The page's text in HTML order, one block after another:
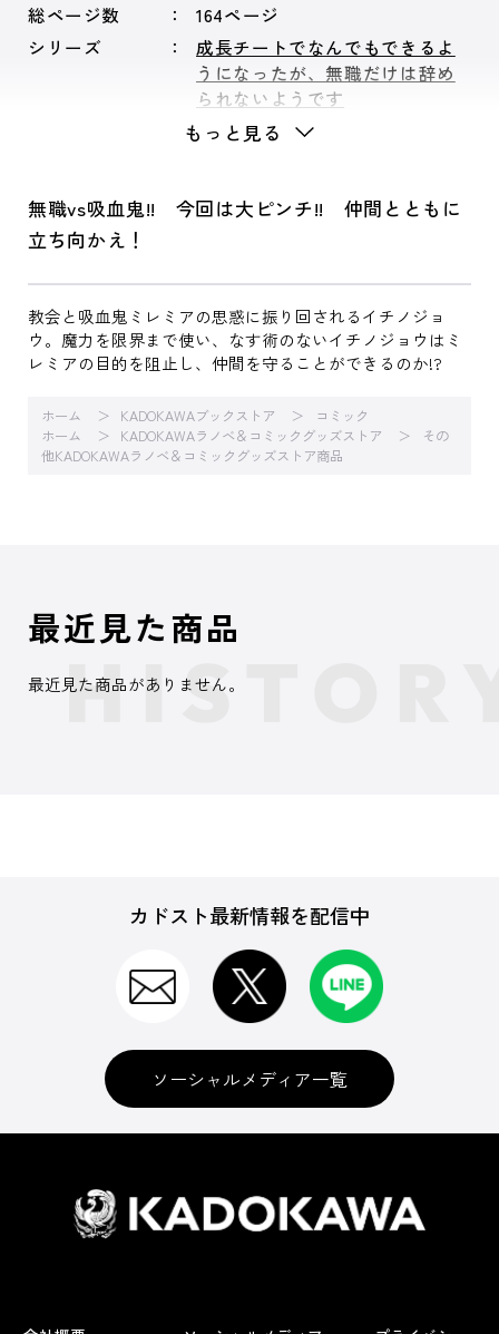
総ページ数
164ページ
シリーズ
成長チートでなんでもできるよ
うになったが、無職だけは辞め
られないようです
もっと見る
無職vs吸血鬼!! 今回は大ピンチ!! 仲間とともに
立ち向かえ！
教会と吸血鬼ミレミアの思惑に振り回されるイチノジョ
ウ。魔力を限界まで使い、なす術のないイチノジョウはミ
レミアの目的を阻止し、仲間を守ることができるのか!?
ホーム KADOKAWAブックストア
コミック
ホーム
KADOKAWAラノベ＆コミックグッズストア
その
他KADOKAWAラノベ＆コミックグッズストア商品
最近見た商品
最近見た商品がありません。
カドスト最新情報を配信中
ソーシャルメディア一覧